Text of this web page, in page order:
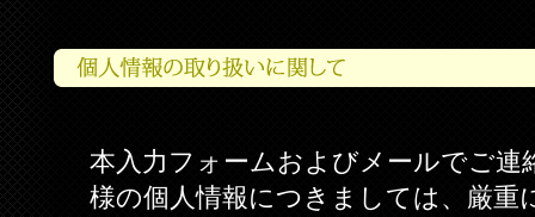
本入力フォームおよびメールでご連
様の個人情報につきましては、厳重